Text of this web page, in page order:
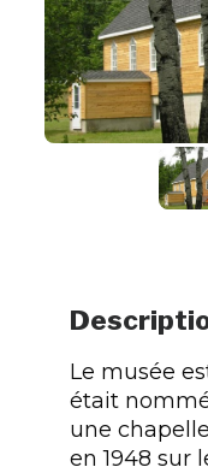
Le musée
était
une
en 1948 sur